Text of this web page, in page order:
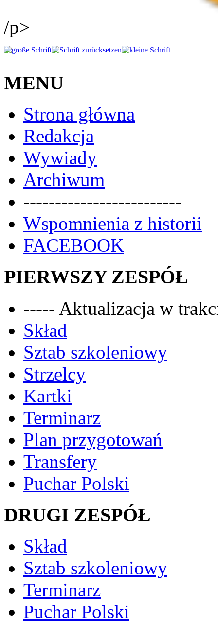
/p>
MENU
Strona główna
Redakcja
Wywiady
Archiwum
-------------------------
Wspomnienia z historii
FACEBOOK
PIERWSZY ZESPÓŁ
----- Aktualizacja w
Skład
Sztab szkoleniowy
Strzelcy
Kartki
Terminarz
Plan przygotowań
Transfery
Puchar Polski
DRUGI ZESPÓŁ
Skład
Sztab szkoleniowy
Terminarz
Puchar Polski